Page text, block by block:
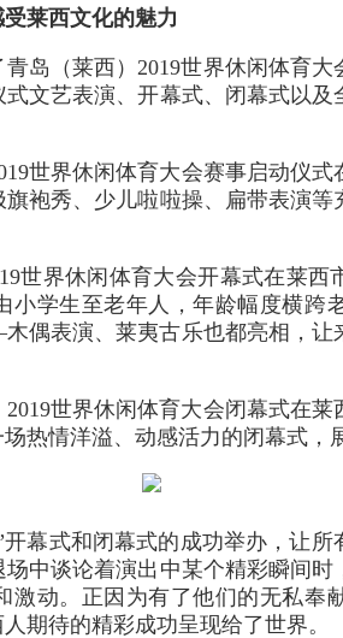
莱西文化的魅力
岛（莱西）2019世界休闲体育
文艺表演、开幕式、闭幕式以
世界休闲体育大会赛事启动仪
袍秀、少儿啦啦操、扁带表演
世界休闲体育大会开幕式在莱西
小学生至老年人，年龄幅度横跨
偶表演、莱夷古乐也都亮相，让
世界休闲体育大会闭幕式在
热情洋溢、动感活力的闭幕式，
幕式和闭幕式的成功举办，让
中谈论着演出中某个精彩瞬间
激动。正因为有了他们的无私奉
期待的精彩成功呈现给了世界。